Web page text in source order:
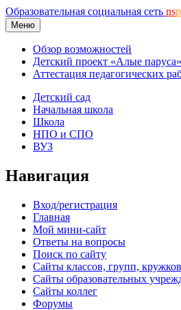
Образовательная социальная сеть ns
Меню
Обзор возможностей
Детский проект «Алые паруса»
Аттестация педагогических
Детский сад
Начальная школа
Школа
НПО и СПО
ВУЗ
Навигация
Вход/регистрация
Главная
Мой мини-сайт
Ответы на вопросы
Поиск по сайту
Сайты классов, групп,
Сайты образовательных
Сайты коллег
Форумы